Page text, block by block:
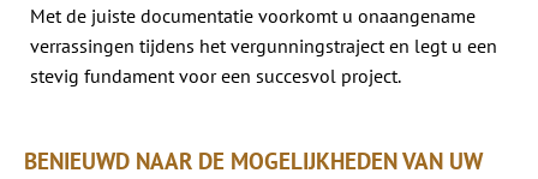
Met de juiste documentatie voorkomt u onaangename
verrassingen tijdens het vergunningstraject en legt u een
stevig fundament voor een succesvol project.
BENIEUWD NAAR DE MOGELIJKHEDEN VAN UW